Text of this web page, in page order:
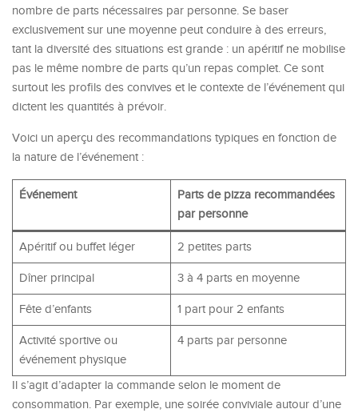
nombre de parts nécessaires par personne. Se baser
exclusivement sur une moyenne peut conduire à des erreurs,
tant la diversité des situations est grande : un apéritif ne mobilise
pas le même nombre de parts qu’un repas complet. Ce sont
surtout les profils des convives et le contexte de l’événement qui
dictent les quantités à prévoir.
Voici un aperçu des recommandations typiques en fonction de
la nature de l’événement :
Événement
Parts de pizza recommandées
par personne
Apéritif ou buffet léger 2 petites parts
Dîner principal 3 à 4 parts en moyenne
Fête d’enfants 1 part pour 2 enfants
Activité sportive ou
événement physique
4 parts par personne
Il s’agit d’adapter la commande selon le moment de
consommation. Par exemple, une soirée conviviale autour d’une